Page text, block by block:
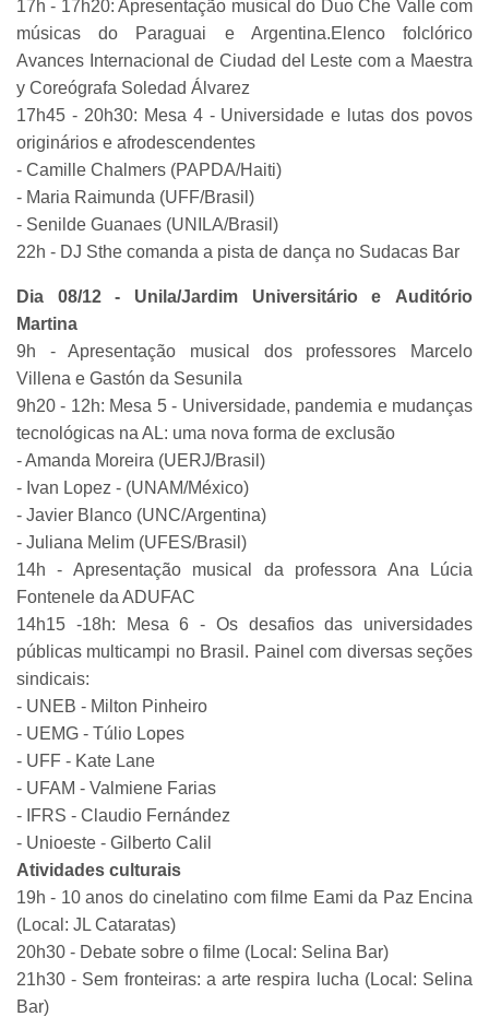
17h - 17h20: Apresentação musical do Duo Che Valle com
músicas do Paraguai e Argentina.Elenco folclórico
Avances Internacional de Ciudad del Leste com a Maestra
y Coreógrafa Soledad Álvarez
17h45 - 20h30: Mesa 4 - Universidade e lutas dos povos
originários e afrodescendentes
- Camille Chalmers (PAPDA/Haiti)
- Maria Raimunda (UFF/Brasil)
- Senilde Guanaes (UNILA/Brasil)
22h - DJ Sthe comanda a pista de dança no Sudacas Bar
Dia 08/12 - Unila/Jardim Universitário e Auditório
Martina
9h - Apresentação musical dos professores Marcelo
Villena e Gastón da Sesunila
9h20 - 12h: Mesa 5 - Universidade, pandemia e mudanças
tecnológicas na AL: uma nova forma de exclusão
- Amanda Moreira (UERJ/Brasil)
- Ivan Lopez - (UNAM/México)
- Javier Blanco (UNC/Argentina)
- Juliana Melim (UFES/Brasil)
14h - Apresentação musical da professora Ana Lúcia
Fontenele da ADUFAC
14h15 -18h: Mesa 6 - Os desafios das universidades
públicas multicampi no Brasil. Painel com diversas seções
sindicais:
- UNEB - Milton Pinheiro
- UEMG - Túlio Lopes
- UFF - Kate Lane
- UFAM - Valmiene Farias
- IFRS - Claudio Fernández
- Unioeste - Gilberto Calil
Atividades culturais
19h - 10 anos do cinelatino com filme Eami da Paz Encina
(Local: JL Cataratas)
20h30 - Debate sobre o filme (Local: Selina Bar)
21h30 - Sem fronteiras: a arte respira lucha (Local: Selina
Bar)